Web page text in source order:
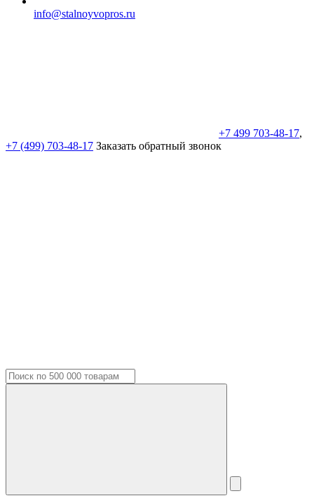
info@stalnoyvopros.ru
+7 499 703-48-17,
+7 (499) 703-48-17 Заказать обратный звонок